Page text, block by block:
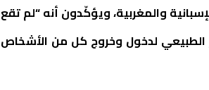
والمغربية، ويؤكّدون أنه “لم تقع
الطبيعي لدخول وخروج كل من الأشخاص